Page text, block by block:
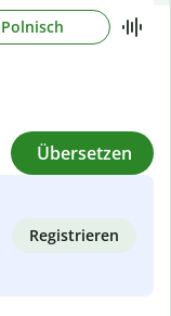
Polnisch
Übersetzen
Registrieren